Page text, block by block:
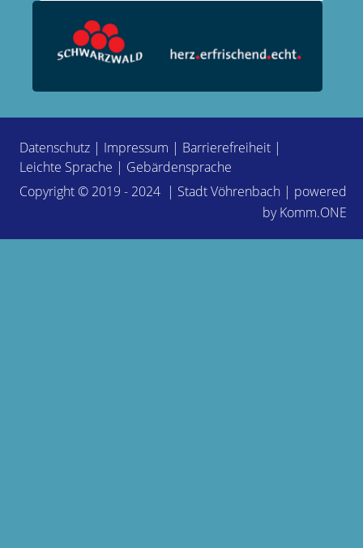
Datenschutz | Impressum | Barrierefreiheit |
Leichte Sprache | Gebärdensprache
Copyright © 2019 - 2024 | Stadt Vöhrenbach | powered
byKomm.ONE